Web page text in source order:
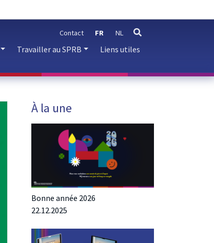
Contact FR NL
Travailler au SPRB Liens utiles
À la une
Bonne année 2026
22.12.2025